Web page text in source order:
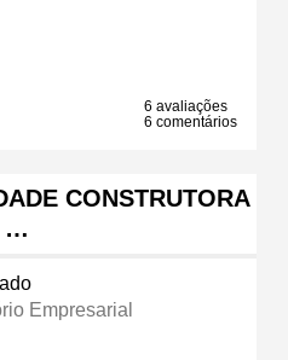
6 avaliações
6 comentários
CONSTRUTORA
…
Empresarial